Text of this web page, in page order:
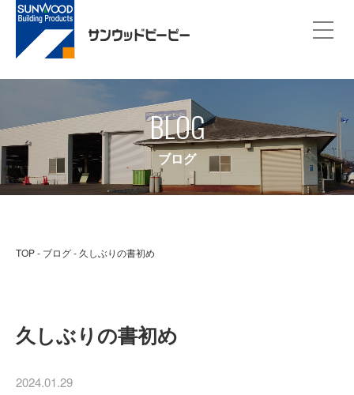
BLOG
ブログ
TOP ブログ 久しぶりの書初め
久しぶりの書初め
2024.01.29